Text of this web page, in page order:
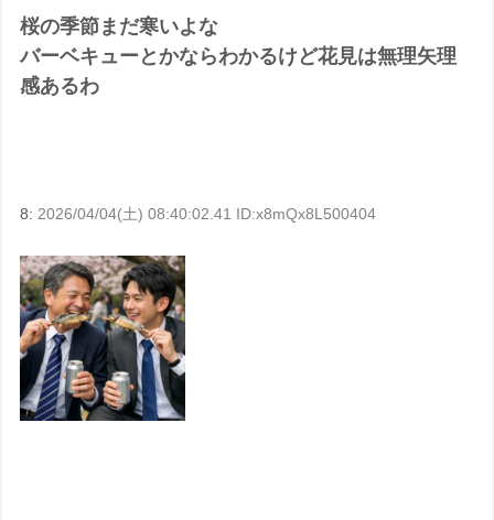
桜の季節まだ寒いよな
バーベキューとかならわかるけど花見は無理矢理
感あるわ
8: 2026/04/04(土) 08:40:02.41 ID:x8mQx8L500404